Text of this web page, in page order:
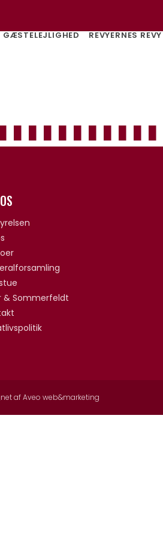
GÆSTELEJLIGHED REVYERNES REVY
& Sommerfeldt
afAveo web&marketing